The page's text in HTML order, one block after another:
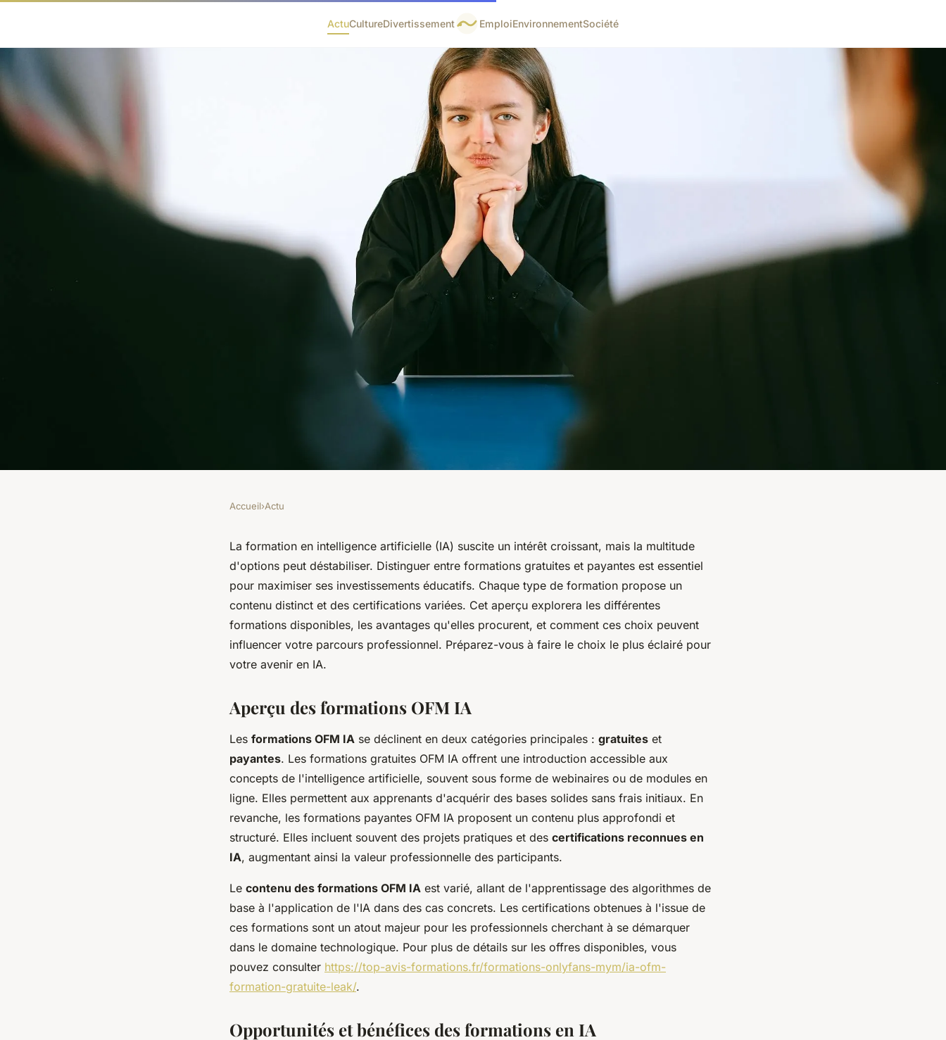
ActuCultureDivertissement EmploiEnvironnementSociété
Fuite formation ofm ia : formations
gratuites et payantes
2 min de lecture
Accueil›Actu
La formation en intelligence artificielle (IA) suscite un intérêt croissant, mais la multitude
d'options peut déstabiliser. Distinguer entre formations gratuites et payantes est essentiel
pour maximiser ses investissements éducatifs. Chaque type de formation propose un
contenu distinct et des certifications variées. Cet aperçu explorera les différentes
formations disponibles, les avantages qu'elles procurent, et comment ces choix peuvent
influencer votre parcours professionnel. Préparez-vous à faire le choix le plus éclairé pour
votre avenir en IA.
Aperçu des formations OFM IA
Les formations OFM IA se déclinent en deux catégories principales : gratuites et
payantes. Les formations gratuites OFM IA offrent une introduction accessible aux
concepts de l'intelligence artificielle, souvent sous forme de webinaires ou de modules en
ligne. Elles permettent aux apprenants d'acquérir des bases solides sans frais initiaux. En
revanche, les formations payantes OFM IA proposent un contenu plus approfondi et
structuré. Elles incluent souvent des projets pratiques et des certifications reconnues en
IA, augmentant ainsi la valeur professionnelle des participants.
Le contenu des formations OFM IA est varié, allant de l'apprentissage des algorithmes de
base à l'application de l'IA dans des cas concrets. Les certifications obtenues à l'issue de
ces formations sont un atout majeur pour les professionnels cherchant à se démarquer
dans le domaine technologique. Pour plus de détails sur les offres disponibles, vous
pouvez consulter https://top-avis-formations.fr/formations-onlyfans-mym/ia-ofm-
formation-gratuite-leak/.
Opportunités et bénéfices des formations en IA